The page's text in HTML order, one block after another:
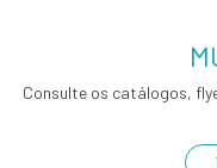
Consulte os catálogos,